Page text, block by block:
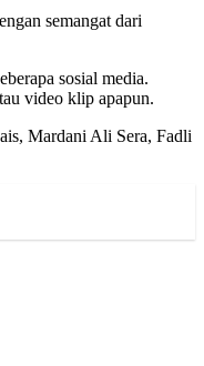
semangat dari
sosial media.
video klip apapun.
Mardani Ali Sera, Fadli